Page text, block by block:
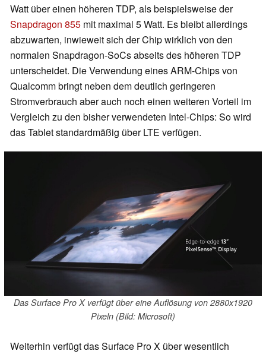
Watt über einen höheren TDP, als beispielsweise der
Snapdragon 855 mit maximal 5 Watt. Es bleibt allerdings
abzuwarten, inwieweit sich der Chip wirklich von den
normalen Snapdragon-SoCs abseits des höheren TDP
unterscheidet. Die Verwendung eines ARM-Chips von
Qualcomm bringt neben dem deutlich geringeren
Stromverbrauch aber auch noch einen weiteren Vorteil im
Vergleich zu den bisher verwendeten Intel-Chips: So wird
das Tablet standardmäßig über LTE verfügen.
Das Surface Pro X verfügt über eine Auflösung von 2880x1920
Pixeln (Bild: Microsoft)
Weiterhin verfügt das Surface Pro X über wesentlich